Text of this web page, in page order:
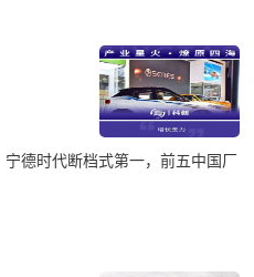
德时代断档式第一，前五中国厂